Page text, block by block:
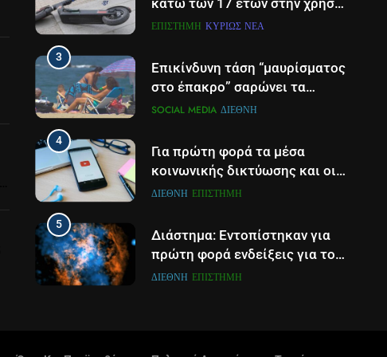
κάτω των 17 ετών στην χρήση
πατινιού- Οι νέες ρυθμίσεις
ΕΠΙΣΤΉΜΗ ΚΥΡΊΩΣ ΝΈΑ
3
Επικίνδυνη τάση “μαυρίσματος
στο έπακρο” σαρώνει τα
σόσιαλ
SOCIAL MEDIA ΔΙΕΘΝΉ
4
Για πρώτη φορά τα μέσα
κοινωνικής δικτύωσης και οι
πλατφόρμες βίντεο
περισσότερο για ενημέρωση,
σε παγκόσμιο επίπεδο
ΔΙΕΘΝΉ ΕΠΙΣΤΉΜΗ
5
Διάστημα: Εντοπίστηκαν για
πρώτη φορά ενδείξεις για τον
άνεμο που εκπέμπει η μαύρη
ΔΙΕΘΝΉ ΕΠΙΣΤΉΜΗ